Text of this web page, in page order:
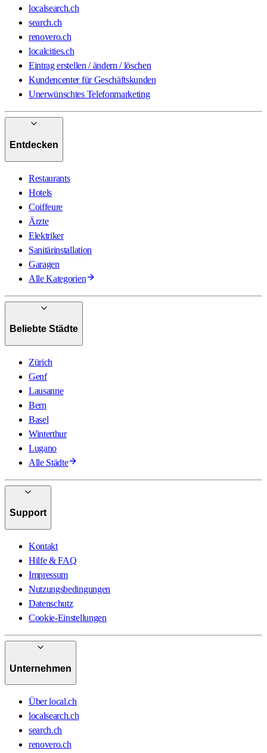
localsearch.ch
search.ch
renovero.ch
localcities.ch
Eintrag erstellen / ändern / löschen
Kundencenter für Geschäftskunden
Unerwünschtes Telefonmarketing
Entdecken
Restaurants
Hotels
Coiffeure
Ärzte
Elektriker
Sanitärinstallation
Garagen
Alle Kategorien
Beliebte Städte
Zürich
Genf
Lausanne
Bern
Basel
Winterthur
Lugano
Alle Städte
Support
Kontakt
Hilfe & FAQ
Impressum
Nutzungsbedingungen
Datenschutz
Cookie-Einstellungen
Unternehmen
Über local.ch
localsearch.ch
search.ch
renovero.ch